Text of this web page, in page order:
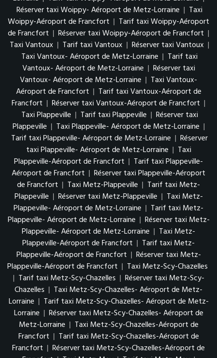
Réserver taxi Woippy- Aéroport de Metz-Lorraine | Taxi
Woippy-Aéroport de Francfort | Tarif taxi Woippy-Aéroport
de Francfort | Réserver taxi Woippy-Aéroport de Francfort |
Taxi Vantoux | Tarif taxi Vantoux | Réserver taxi Vantoux |
Taxi Vantoux- Aéroport de Metz-Lorraine | Tarif taxi
Vantoux- Aéroport de Metz-Lorraine | Réserver taxi
Vantoux- Aéroport de Metz-Lorraine | Taxi Vantoux-
Aéroport de Francfort | Tarif taxi Vantoux-Aéroport de
Francfort | Réserver taxi Vantoux-Aéroport de Francfort |
Taxi Plappeville | Tarif taxi Plappeville | Réserver taxi
Plappeville | Taxi Plappeville- Aéroport de Metz-Lorraine |
Tarif taxi Plappeville- Aéroport de Metz-Lorraine | Réserver
taxi Plappeville- Aéroport de Metz-Lorraine | Taxi
Plappeville-Aéroport de Francfort | Tarif taxi Plappeville-
Aéroport de Francfort | Réserver taxi Plappeville-Aéroport
de Francfort | Taxi Metz-Plappeville | Tarif taxi Metz-
Plappeville | Réserver taxi Metz-Plappeville | Taxi Metz-
Plappeville- Aéroport de Metz-Lorraine | Tarif taxi Metz-
Plappeville- Aéroport de Metz-Lorraine | Réserver taxi Metz-
Plappeville- Aéroport de Metz-Lorraine | Taxi Metz-
Plappeville-Aéroport de Francfort | Tarif taxi Metz-
Plappeville-Aéroport de Francfort | Réserver taxi Metz-
Plappeville-Aéroport de Francfort | Taxi Metz-Scy-Chazelles
| Tarif taxi Metz-Scy-Chazelles | Réserver taxi Metz-Scy-
Chazelles | Taxi Metz-Scy-Chazelles- Aéroport de Metz-
Lorraine | Tarif taxi Metz-Scy-Chazelles- Aéroport de Metz-
Lorraine | Réserver taxi Metz-Scy-Chazelles- Aéroport de
Metz-Lorraine | Taxi Metz-Scy-Chazelles-Aéroport de
Francfort | Tarif taxi Metz-Scy-Chazelles-Aéroport de
Francfort | Réserver taxi Metz-Scy-Chazelles-Aéroport de